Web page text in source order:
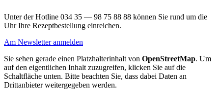
Unter der Hot­line 034 35 — 98 75 88 88 kön­nen Sie rund um die
Uhr Ihre Rezept­be­stel­lung einreichen.
Am News­let­ter anmelden
Sie sehen gerade einen Platzhalterinhalt von OpenStreetMap. Um
auf den eigentlichen Inhalt zuzugreifen, klicken Sie auf die
Schaltfläche unten. Bitte beachten Sie, dass dabei Daten an
Drittanbieter weitergegeben werden.